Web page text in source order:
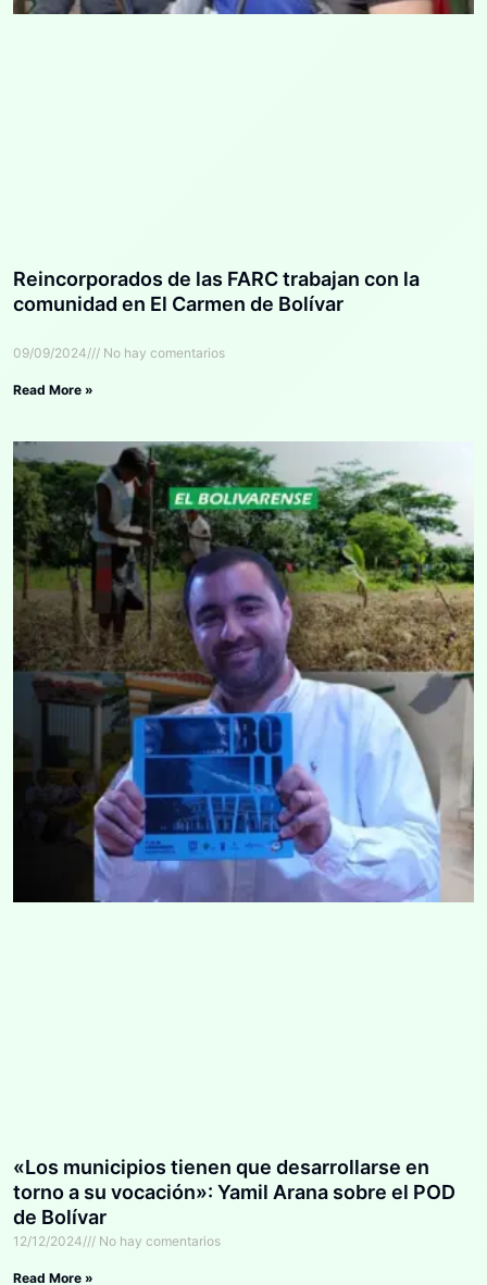
Reincorporados de las FARC trabajan con la
comunidad en El Carmen de Bolívar
09/09/2024 No hay comentarios
Read More »
«Los municipios tienen que desarrollarse en
torno a su vocación»: Yamil Arana sobre el POD
de Bolívar
12/12/2024 No hay comentarios
Read More »